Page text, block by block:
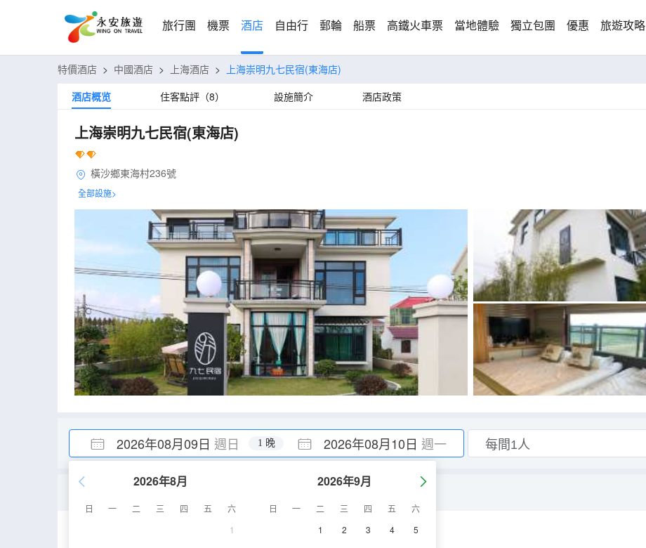
旅行團 機票 酒店 自由行 郵輪 船票 高鐵火車票 當地體驗 獨立包團 優惠 旅遊攻略
特價酒店 > 中國酒店 > 上海酒店 >
上海崇明九七民宿(東海店)
酒店概览
住客點評（8） 設施簡介 酒店政策
上海崇明九七民宿(東海店)
橫沙鄉東海村236號
全部設施>
2026年08月09日 週日 2026年08月10日 週一
1 晚
2026年8月
日 一 二 三 四 五
六
1
2026年9月
日 一 二 三 四 五
六
1
2 3 4 5
電視機